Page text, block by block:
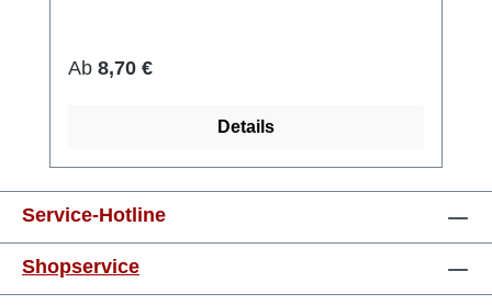
Regulärer Preis:
Ab 8,70 €
Details
Service-Hotline
Shopservice